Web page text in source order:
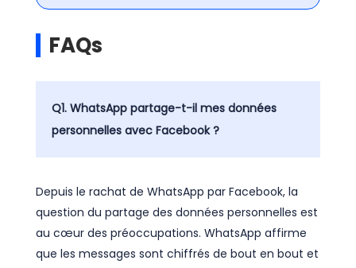
FAQs
Q1. WhatsApp partage-t-il mes données
personnelles avec Facebook ?
Depuis le rachat de WhatsApp par Facebook, la
question du partage des données personnelles est
au cœur des préoccupations. WhatsApp affirme
que les messages sont chiffrés de bout en bout et